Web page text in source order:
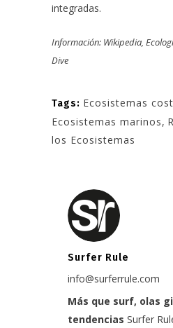
integradas.
Información: Wikipedia,
Dive
Tags: Ecosistemas
Ecosistemas marinos,
los Ecosistemas
Surfer Rule
info@surferrule.com
Más que surf, olas
tendencias Surfer